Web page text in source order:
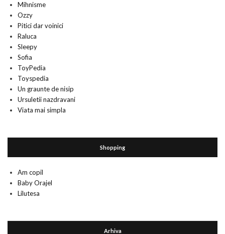
Mihnisme
Ozzy
Pitici dar voinici
Raluca
Sleepy
Sofia
ToyPedia
Toyspedia
Un graunte de nisip
Ursuletii nazdravani
Viata mai simpla
Shopping
Am copil
Baby Orajel
Lilutesa
Arhiva